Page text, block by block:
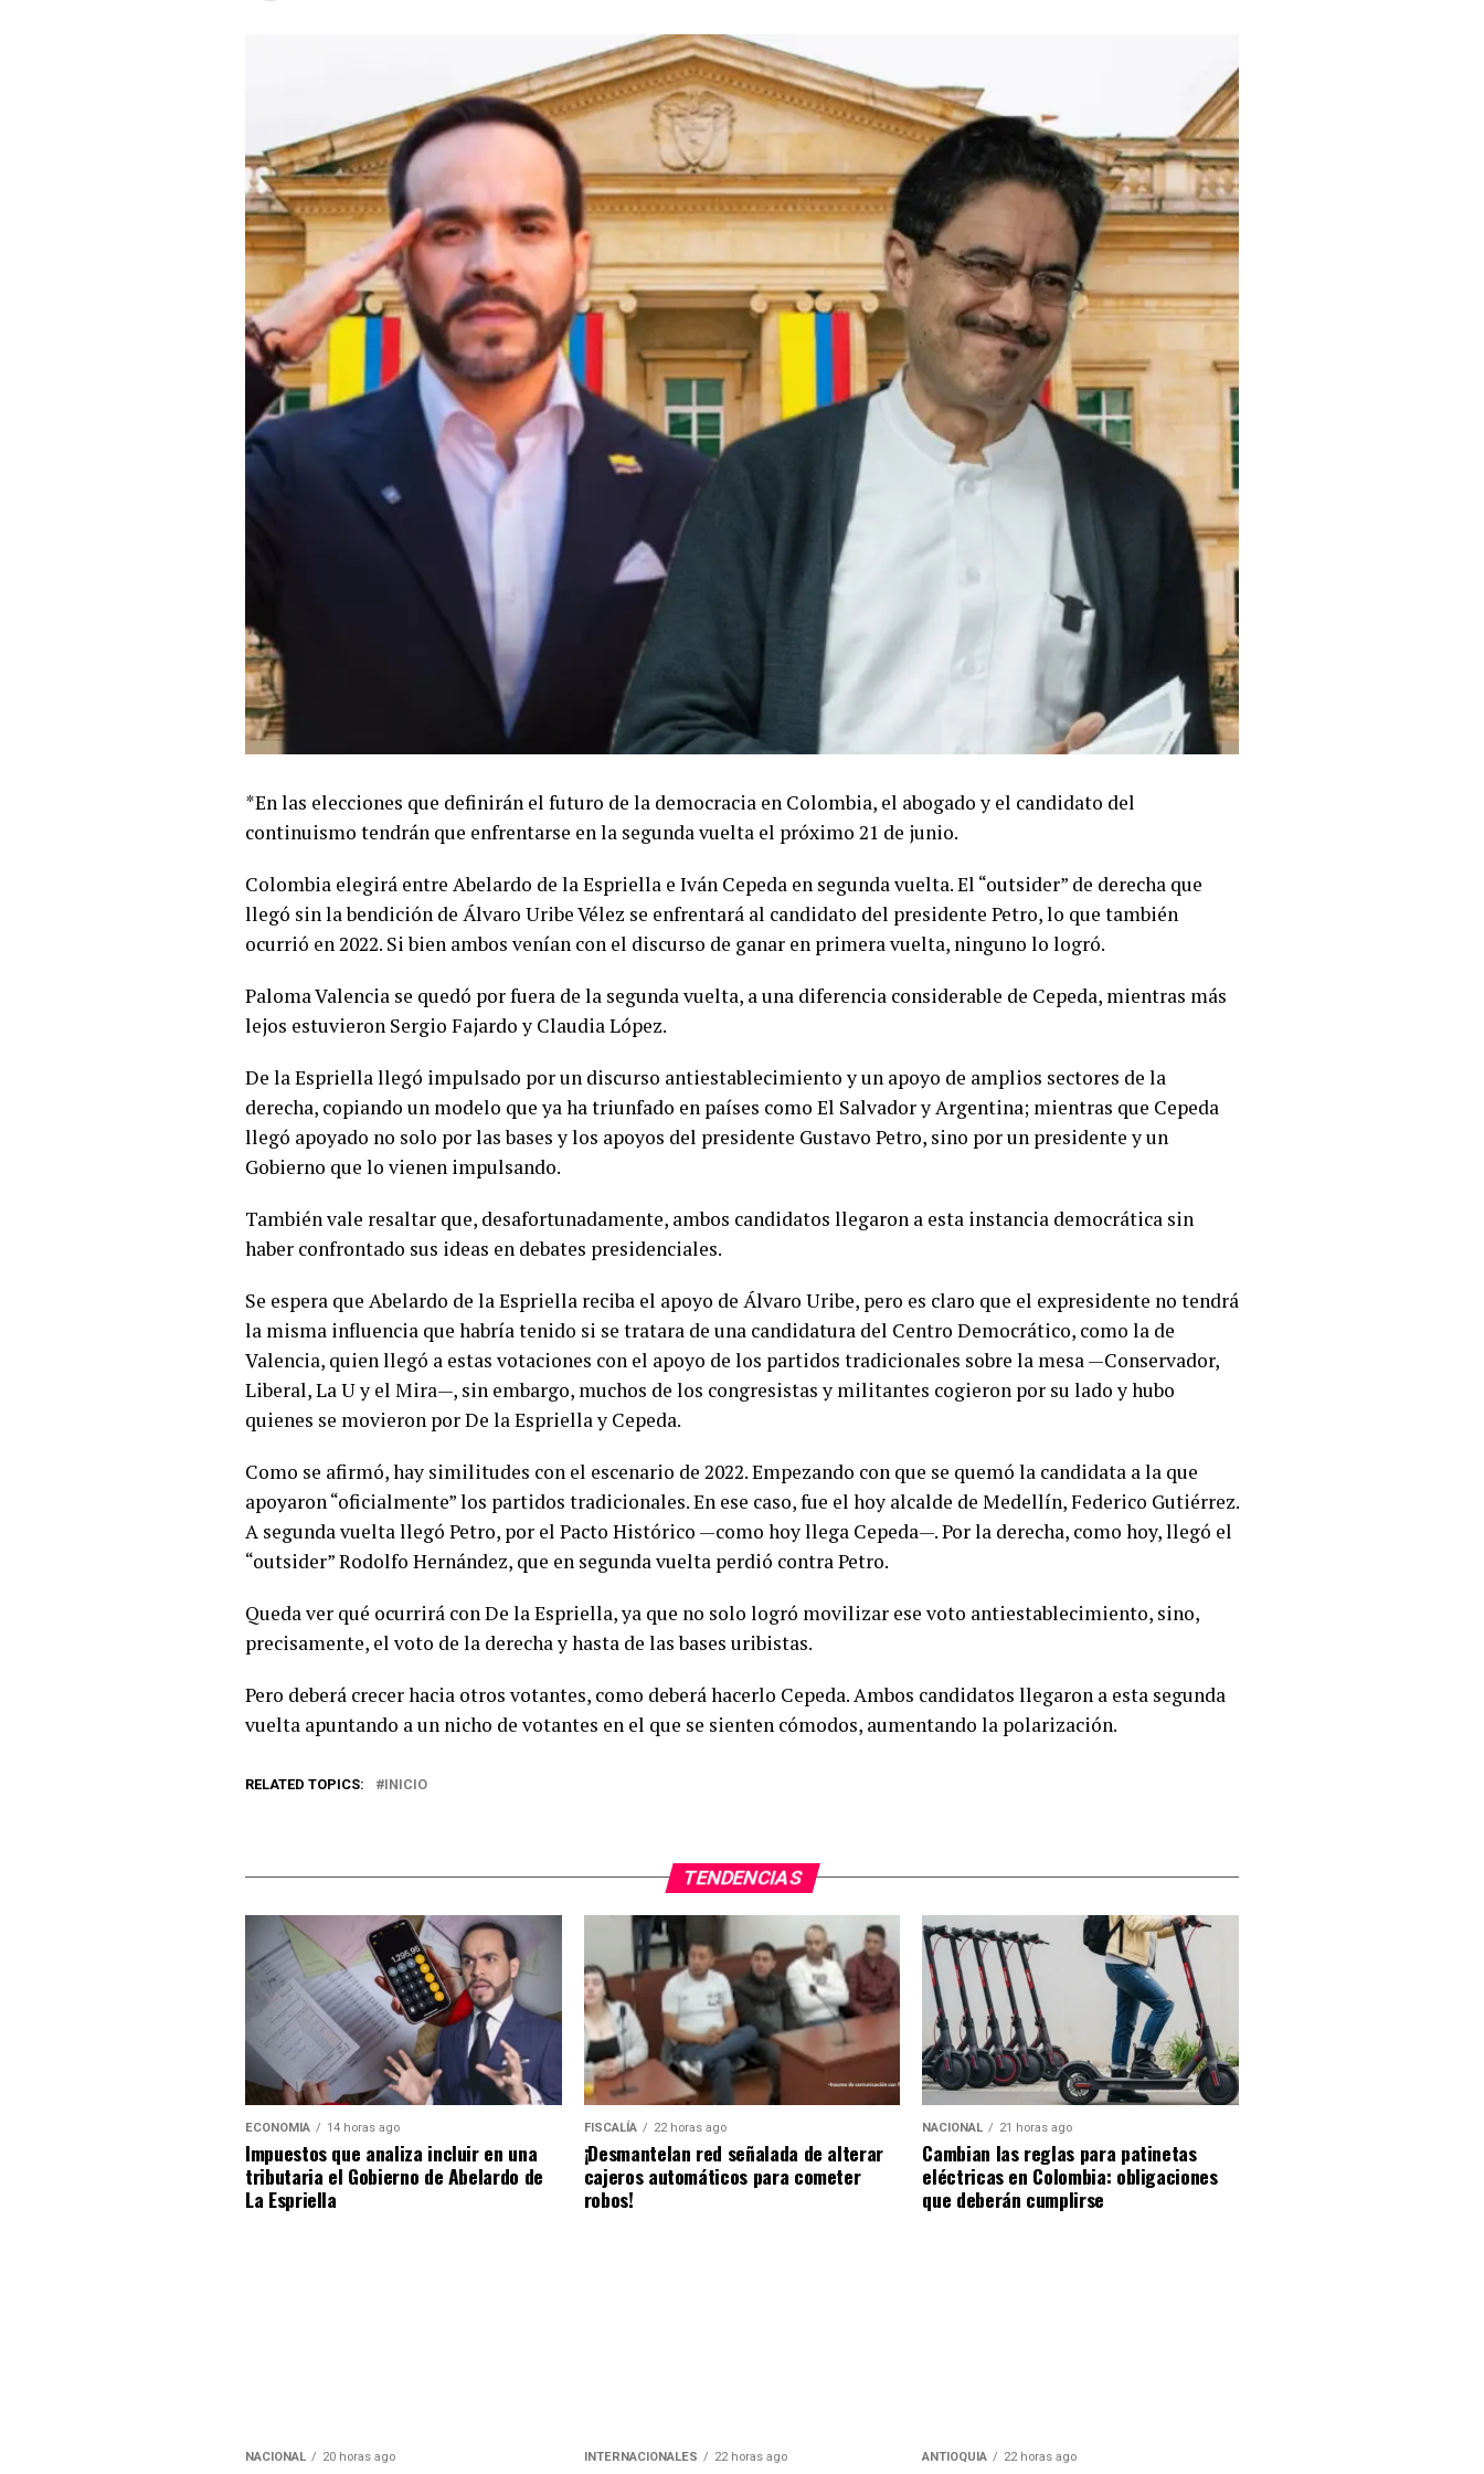
*En las elecciones que definirán el futuro de la democracia en Colombia, el abogado y el candidato del
continuismo tendrán que enfrentarse en la segunda vuelta el próximo 21 de junio.
Colombia elegirá entre Abelardo de la Espriella e Iván Cepeda en segunda vuelta. El “outsider” de derecha que
llegó sin la bendición de Álvaro Uribe Vélez se enfrentará al candidato del presidente Petro, lo que también
ocurrió en 2022. Si bien ambos venían con el discurso de ganar en primera vuelta, ninguno lo logró.
Paloma Valencia se quedó por fuera de la segunda vuelta, a una diferencia considerable de Cepeda, mientras más
lejos estuvieron Sergio Fajardo y Claudia López.
De la Espriella llegó impulsado por un discurso antiestablecimiento y un apoyo de amplios sectores de la
derecha, copiando un modelo que ya ha triunfado en países como El Salvador y Argentina; mientras que Cepeda
llegó apoyado no solo por las bases y los apoyos del presidente Gustavo Petro, sino por un presidente y un
Gobierno que lo vienen impulsando.
También vale resaltar que, desafortunadamente, ambos candidatos llegaron a esta instancia democrática sin
haber confrontado sus ideas en debates presidenciales.
Se espera que Abelardo de la Espriella reciba el apoyo de Álvaro Uribe, pero es claro que el expresidente no tendrá
la misma influencia que habría tenido si se tratara de una candidatura del Centro Democrático, como la de
Valencia, quien llegó a estas votaciones con el apoyo de los partidos tradicionales sobre la mesa —Conservador,
Liberal, La U y el Mira—, sin embargo, muchos de los congresistas y militantes cogieron por su lado y hubo
quienes se movieron por De la Espriella y Cepeda.
Como se afirmó, hay similitudes con el escenario de 2022. Empezando con que se quemó la candidata a la que
apoyaron “oficialmente” los partidos tradicionales. En ese caso, fue el hoy alcalde de Medellín, Federico Gutiérrez.
A segunda vuelta llegó Petro, por el Pacto Histórico —como hoy llega Cepeda—. Por la derecha, como hoy, llegó el
“outsider” Rodolfo Hernández, que en segunda vuelta perdió contra Petro.
Queda ver qué ocurrirá con De la Espriella, ya que no solo logró movilizar ese voto antiestablecimiento, sino,
precisamente, el voto de la derecha y hasta de las bases uribistas.
Pero deberá crecer hacia otros votantes, como deberá hacerlo Cepeda. Ambos candidatos llegaron a esta segunda
vuelta apuntando a un nicho de votantes en el que se sienten cómodos, aumentando la polarización.
RELATED TOPICS: INICIO
TENDENCIAS
ECONOMIA 14 horas ago
Impuestos que analiza incluir en una
tributaria el Gobierno de Abelardo de
La Espriella
FISCALÍA 22 horas ago
¡Desmantelan red señalada de alterar
cajeros automáticos para cometer
robos!
NACIONAL 21 horas ago
Cambian las reglas para patinetas
eléctricas en Colombia: obligaciones
que deberán cumplirse
NACIONAL 20 horas ago INTERNACIONALES 22 horas ago ANTIOQUIA 22 horas ago